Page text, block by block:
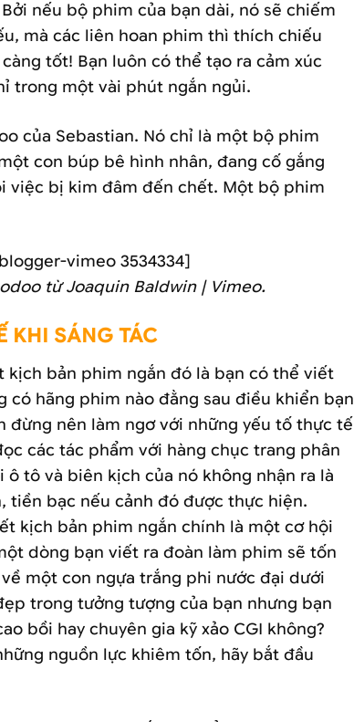
nếu bộ phim của bạn dài, nó sẽ chiếm
mà các liên hoan phim thì thích chiếu
tốt! Bạn luôn có thể tạo ra cảm xúc
trong một vài phút ngắn ngủi.
của Sebastian. Nó chỉ là một bộ phim
con búp bê hình nhân, đang cố gắng
việc bị kim đâm đến chết. Một bộ phim
vimeo 3534334]
từ Joaquin Baldwin | Vimeo.
KHI SÁNG TÁC
bản phim ngắn đó là bạn có thể viết
có hãng phim nào đằng sau điều khiển bạn
đừng nên làm ngơ với những yếu tố thực tế
các tác phẩm với hàng chục trang phân
tô và biên kịch của nó không nhận ra là
tiền bạc nếu cảnh đó được thực hiện.
kịch bản phim ngắn chính là một cơ hội
dòng bạn viết ra đoàn làm phim sẽ tốn
một con ngựa trắng phi nước đại dưới
trong tưởng tượng của bạn nhưng bạn
bồi hay chuyên gia kỹ xảo CGI không?
nguồn lực khiêm tốn, hãy bắt đầu